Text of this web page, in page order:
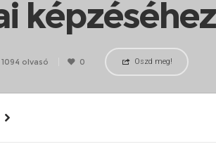
képzéséhez
1094 olvasó 0 Oszd meg!